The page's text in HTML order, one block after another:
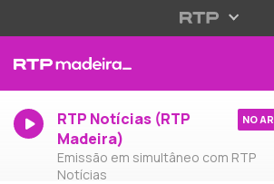
RTP Notícias (RTP
Madeira)
Emissão em simultâneo com RTP
Notícias
NO AR